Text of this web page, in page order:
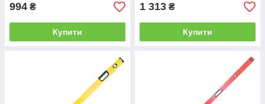
994 ₴
Купити
1 313 ₴
Купити